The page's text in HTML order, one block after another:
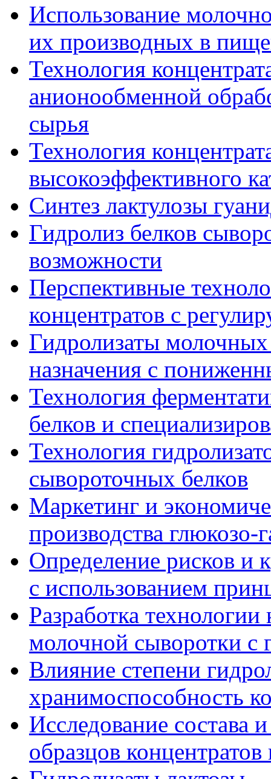
Использование
их производных в
Технология
анионообменной
сырья
Технология
высокоэффективного
Синтез лактулозы
Гидролиз белков
возможности
Перспективные
концентратов с
Гидролизаты молочных
назначения с
Технология
белков и
Технология
сывороточных белков
Маркетинг и
производства глюкозо-
Определение рисков и
с использованием
Разработка
молочной сыворотки с
Влияние степени
хранимоспособность
Исследование состава
образцов